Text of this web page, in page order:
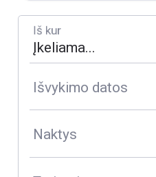
Iš kur
Išvykimo datos
Naktys